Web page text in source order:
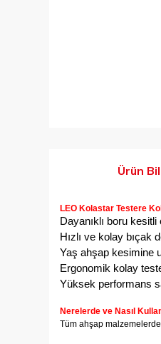
Ürün
LEO Kolastar Testere
Dayanıklı boru
Hızlı ve kolay bıçak
Yaş ahşap kesimine
Ergonomik kolay
Yüksek performans
Nerelerde ve Nasıl
Tüm ahşap